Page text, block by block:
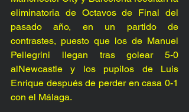
eliminatoria de Octavos de Final del
pasado año, en un partido de
contrastes, puesto que los de Manuel
Pellegrini llegan tras golear 5-0
alNewcastle y los pupilos de Luis
Enrique después de perder en casa 0-1
con el Málaga.